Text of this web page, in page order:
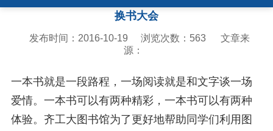
换书大会
发布时间：2016-10-19 浏览次数： 563
文章来
源：
一本书就是一段路程，一场阅读就是和文字谈一场
爱情。一本书可以有两种精彩，一本书可以有两种
体验。齐工大图书馆为了更好地帮助同学们利用图